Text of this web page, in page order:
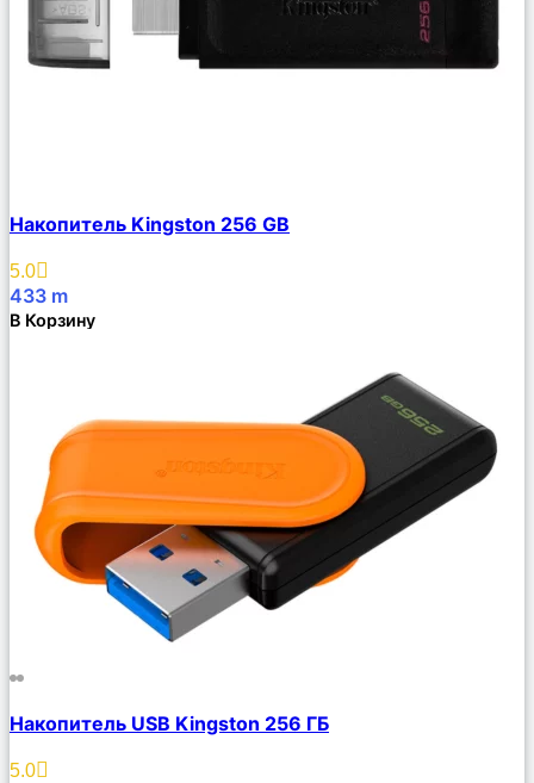
Описание
Избранное
Накопитель Kingston 256 GB
5.0
433 m
В Корзину
Описание
Избранное
Накопитель USB Kingston 256 ГБ
5.0